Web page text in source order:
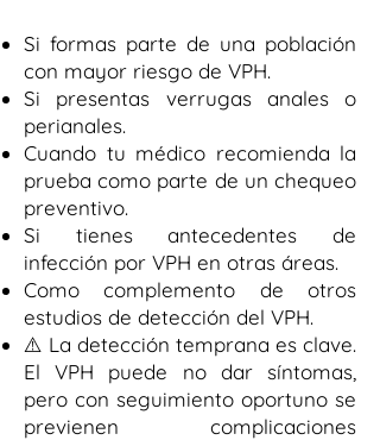
Si formas parte de una población
con mayor riesgo de VPH.
Si presentas verrugas anales o
perianales.
Cuando tu médico recomienda la
prueba como parte de un chequeo
preventivo.
Si tienes antecedentes de
infección por VPH en otras áreas.
Como complemento de otros
estudios de detección del VPH.
⚠️ La detección temprana es clave.
El VPH puede no dar síntomas,
pero con seguimiento oportuno se
previenen complicaciones